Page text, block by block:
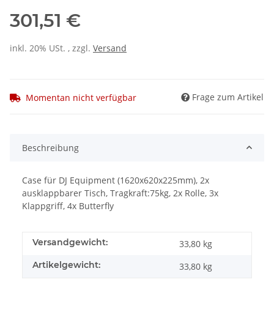
301,51 €
inkl. 20% USt. , zzgl. Versand
Momentan nicht verfügbar Frage zum Artikel
Beschreibung
Case für DJ Equipment (1620x620x225mm), 2x
ausklappbarer Tisch, Tragkraft:75kg, 2x Rolle, 3x
Klappgriff, 4x Butterfly
Versandgewicht: 33,80 kg
Artikelgewicht: 33,80 kg